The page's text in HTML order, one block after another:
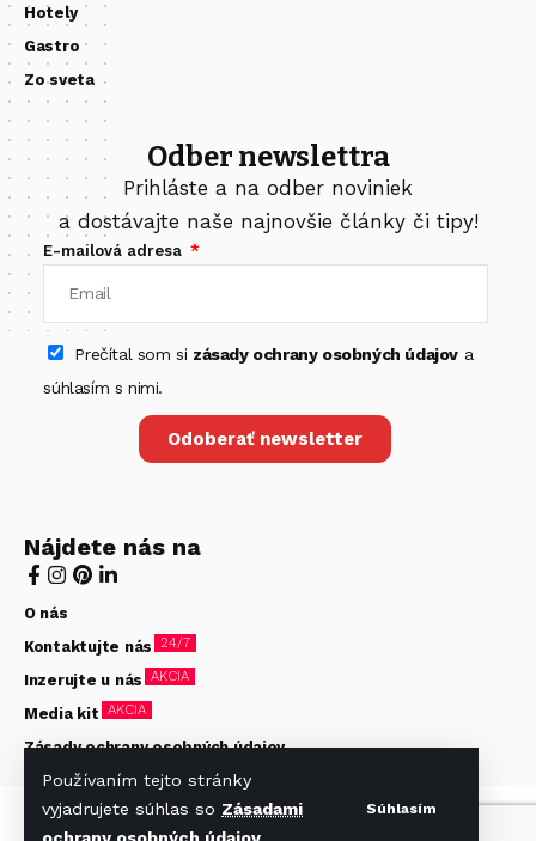
Používaním tejto stránky
vyjadrujete súhlas so Zásadami
Súhlasím
Hotely
Gastro
Zo sveta
Odber newslettra
Prihláste a na odber noviniek
a dostávajte naše najnovšie články či tipy!
E-mailová adresa
Prečítal som si zásady ochrany osobných údajova
súhlasím s nimi.
Odoberať newsletter
Nájdete nás na
O nás
Kontaktujte nás 24/7
Inzerujte u nás AKCIA
Media kit AKCIA
Zásady ochrany osobných údajov
© Hotelier 2020-2026. Všetky práva vyhradené. Stránky